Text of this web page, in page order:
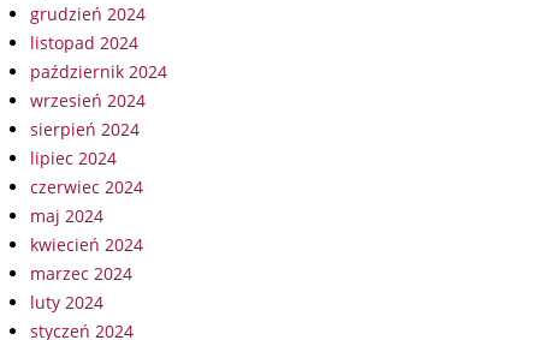
grudzień 2024
listopad 2024
październik 2024
wrzesień 2024
sierpień 2024
lipiec 2024
czerwiec 2024
maj 2024
kwiecień 2024
marzec 2024
luty 2024
styczeń 2024